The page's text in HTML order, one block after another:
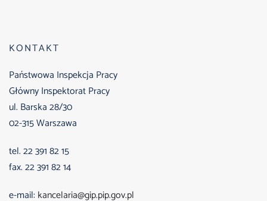
KONTAKT
Państwowa Inspekcja Pracy
Główny Inspektorat Pracy
ul. Barska 28/30
02-315 Warszawa
tel. 22 391 82 15
fax. 22 391 82 14
e-mail: kancelaria@gip.pip.gov.pl